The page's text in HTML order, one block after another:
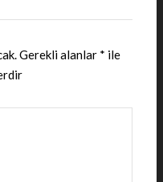
Gerekli alanlar * ile